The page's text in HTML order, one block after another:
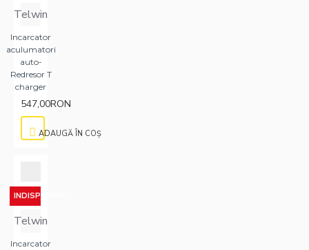
Telwin
Incarcator
aculumatori
auto-
Redresor T
charger
547,00RON
ADAUGĂ ÎN COŞ
INDISPONIBIL
Telwin
Incarcator